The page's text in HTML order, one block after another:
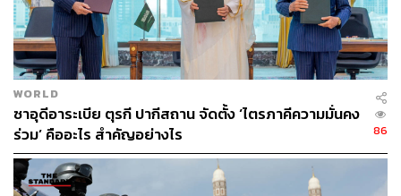
2. เรียกร้องให้กาตาร์หยุดการสร้างฐานทัพของตุรกีในกา
ตาร์ และหยุดความร่วมมือทางทหารกับตุรกีภายในพรมแดน
ของอิหร่าน โดยล่าสุดตุรกีออกมาปฏิเสธไม่ทำตามข้อเรียก
ร้องนี้
3. เรียกร้องให้กาตาร์หยุดการให้ความร่วมมือกับ ‘ผู้
ก่อการร้าย’ และองค์กรอุดมการณ์ต่างๆ โดยเฉพาะกลุ่ม
Muslim Brotherhood, ISIL, Al-Qaeda, Fateh Al-Sham หรือ
Nusra Front และกลุ่มฮิซบอลเลาะห์ของเลบานอน และเรียก
ร้องให้กาตาร์ประกาศว่ากลุ่มเหล่านี้คือ ‘กลุ่มก่อการร้าย’
WORLD
ซาอุดีอาระเบีย ตุรกี ปากีสถาน จัดตั้ง ‘ไตรภาคีความมั่นคง
ร่วม’ คืออะไร สำคัญอย่างไร
86